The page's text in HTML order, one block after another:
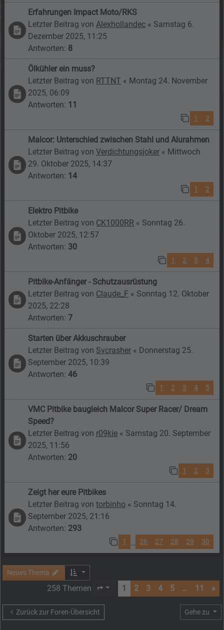
Erfahrungen Impact Moto/RKS
Letzter Beitrag von Alexhollandec « Samstag 6.
Dezember 2025, 11:25
Antworten: 8
Ölkühler ein muss?
Letzter Beitrag von RTTNT « Montag 24. November
2025, 06:09
Antworten: 11
1 2
Malcor: Unterschied zwischen Stahl und Alurahmen
Letzter Beitrag vonVerdichtungsjoker « Mittwoch
29. Oktober 2025, 14:37
Antworten: 14
1 2
Elektro Pitbike
Letzter Beitrag von CK1000RR « Sonntag 26.
Oktober 2025, 12:57
Antworten: 30
1 2 3 4
Pitbike-Anfänger - Schutzausrüstung
Letzter Beitrag von Claude_F « Sonntag 12. Oktober
2025, 22:28
Antworten:7
Starten über Akkuschrauber
Letzter Beitrag von Svcrasher « Donnerstag 25.
September 2025, 10:39
Antworten:46
1 2 3 4 5
VMC Pitbike baugleich Malcor Super Racer/ Dream
Speed?
Letzter Beitrag von r09kie « Samstag 20. September
2025, 11:56
Antworten: 20
1 2 3
Zeigt her eure Pitbikes
Letzter Beitrag vontorbinho « Sonntag 14.
September 2025, 21:16
Antworten: 293
1 … 26 27 28 29 30
Neues Thema
258 Themen Seite von11
1 2 3 4 5 … 11 »
Zurück zur Foren-Übersicht Gehe zu